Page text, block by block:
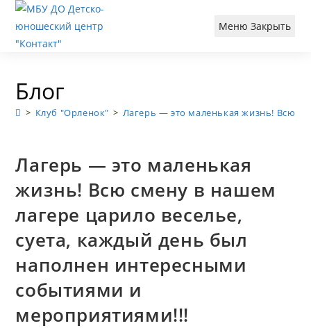
Перейти
содержимому
Меню Закрыть
Блог
> Клуб "Орленок" > Лагерь — это маленькая жизнь! Всю
Лагерь — это маленькая
жизнь! Всю смену в нашем
лагере царило веселье,
суета, каждый день был
наполнен интересными
событиями и
мероприятиями!!!